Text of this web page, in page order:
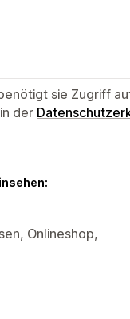
sie Zugriff
der
Onlineshop,